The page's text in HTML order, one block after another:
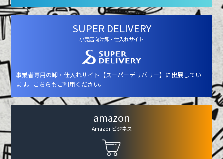
SUPER DELIVERY
小売店向け卸・仕入れサイト
事業者専用の卸・仕入れサイト【スーパーデリバリー】に出展してい
ます。こちらもご利用ください。
amazon
Amazonビジネス